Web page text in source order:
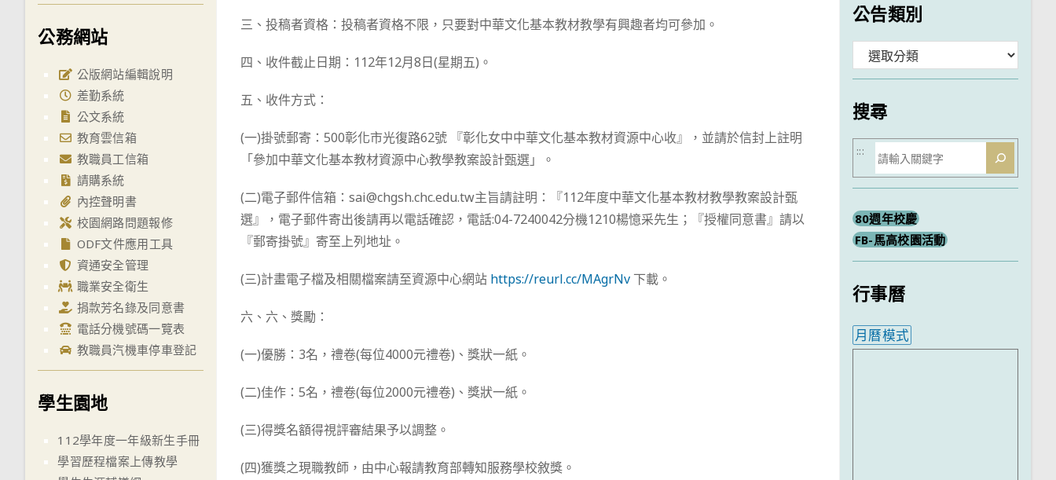
三、投稿者資格：投稿者資格不限，只要對中華文化基本教材教學有興趣者均可參加。
四、收件截止日期：112年12月8日(星期五)。
五、收件方式：
(一)掛號郵寄：500彰化市光復路62號 『彰化女中中華文化基本教材資源中心收』，並請於信封上註明
「參加中華文化基本教材資源中心教學教案設計甄選」。
(二)電子郵件信箱：sai@chgsh.chc.edu.tw主旨請註明：『112年度中華文化基本教材教學教案設計甄
選』，電子郵件寄出後請再以電話確認，電話:04-7240042分機1210楊憶采先生；『授權同意書』請以
『郵寄掛號』寄至上列地址。
(三)計畫電子檔及相關檔案請至資源中心網站 https://reurl.cc/MAgrNv 下載。
六、六、獎勵：
(一)優勝：3名，禮卷(每位4000元禮卷)、獎狀一紙。
(二)佳作：5名，禮卷(每位2000元禮卷)、獎狀一紙。
(三)得獎名額得視評審結果予以調整。
(四)獲獎之現職教師，由中心報請教育部轉知服務學校敘獎。
公務網站
公版網站編輯說明
差勤系統
公文系統
教育雲信箱
教職員工信箱
請購系統
內控聲明書
校園網路問題報修
ODF文件應用工具
資通安全管理
職業安全衛生
捐款芳名錄及同意書
電話分機號碼一覽表
教職員汽機車停車登記
學生園地
112學年度一年級新生手冊
學習歷程檔案上傳教學
公告類別
類
搜尋
搜
尋
:::
80週年校慶
FB-馬高校園活動
行事曆
月曆模式